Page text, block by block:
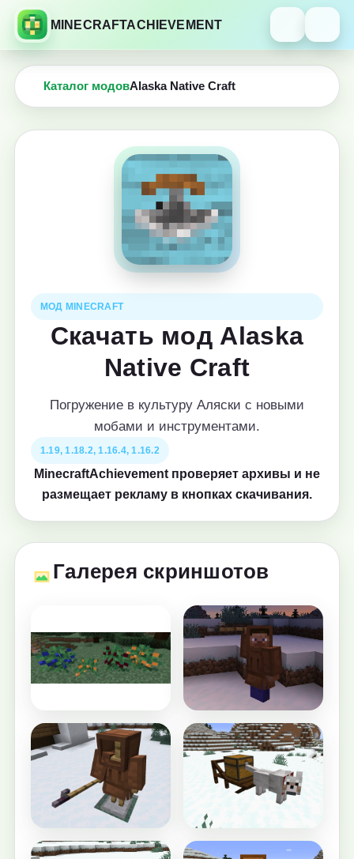
MINECRAFTACHIEVEMENT
Каталог модовAlaska Native Craft
МОД MINECRAFT
Скачать мод Alaska
Native Craft
Погружение в культуру Аляски с новыми
мобами и инструментами.
1.19, 1.18.2, 1.16.4, 1.16.2
MinecraftAchievement проверяет архивы и не
размещает рекламу в кнопках скачивания.
Галерея скриншотов